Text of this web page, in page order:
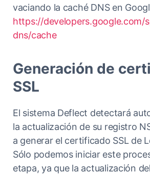
vaciando la caché DNS en
https://developers.google.com/
dns/cache
Generación de
SSL
El sistema Deflect detectará
la actualización de su registro
a generar el certificado SSL de
Sólo podemos iniciar este
etapa, ya que la actualización